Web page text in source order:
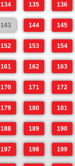
134 135 136
143 144 145
152 153 154
161 162 163
170 171 172
179 180 181
188 189 190
197 198 199